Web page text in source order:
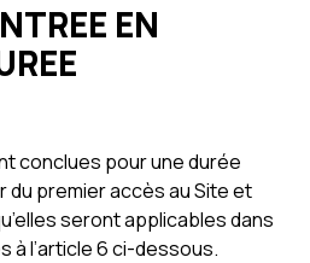
EN
conclues pour une durée
premier accès au Site et
seront applicables dans
à l’article 6 ci-dessous.